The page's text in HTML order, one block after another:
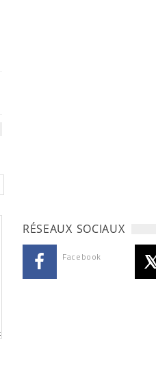
RÉSEAUX SOCIAUX
Facebook